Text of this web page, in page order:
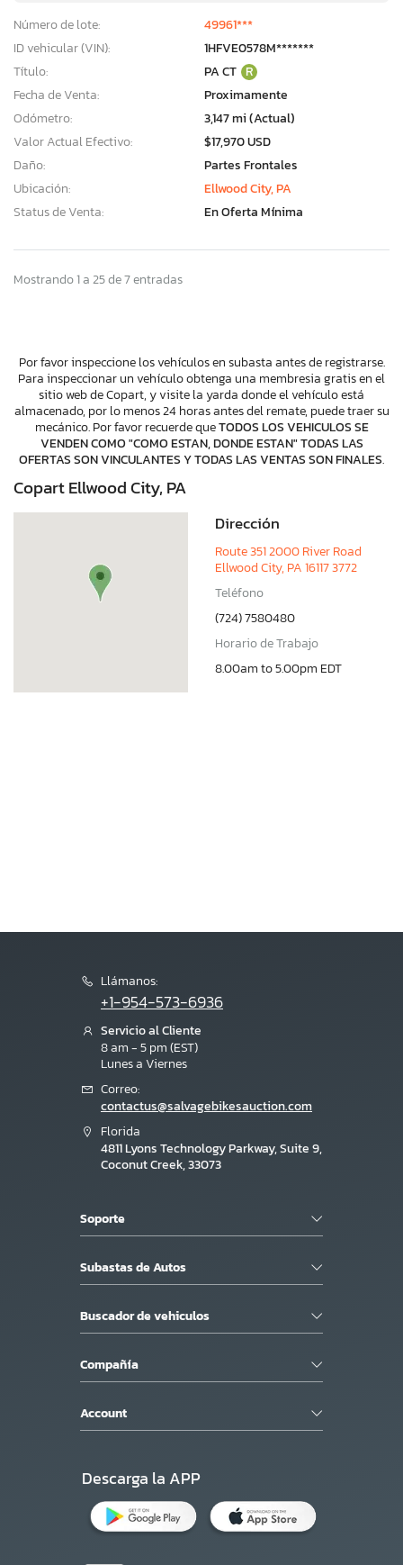
Número de lote:
49961***
ID vehicular (VIN):
1HFVE0578M*******
Título:
PA CT R
Fecha de Venta:
Proximamente
Odómetro:
3,147 mi (Actual)
Valor Actual Efectivo:
$17,970 USD
Daño:
Partes Frontales
Ubicación:
Ellwood City, PA
Status de Venta:
En Oferta Mínima
Mostrando 1 a 25 de 7 entradas
Por favor inspeccione los vehículos en subasta antes de registrarse.
Para inspeccionar un vehículo obtenga una membresia gratis en el
sitio web de Copart, y visite la yarda donde el vehículo está
almacenado, por lo menos 24 horas antes del remate, puede traer su
mecánico. Por favor recuerde queTODOS LOS VEHICULOS SE
VENDEN COMO "COMO ESTAN, DONDE ESTAN" TODAS LAS
OFERTAS SON VINCULANTES Y TODAS LAS VENTAS SON FINALES.
Copart Ellwood City, PA
Dirección
Route 351 2000 River Road
Ellwood City, PA 16117 3772
Teléfono
(724) 7580480
Horario de Trabajo
8.00am to 5.00pm EDT
Llámanos:
+1-954-573-6936
Servicio al Cliente
8 am - 5 pm (EST)
Lunes a Viernes
Correo:
contactus@salvagebikesauction.com
Florida
4811 Lyons Technology Parkway, Suite 9,
Coconut Creek, 33073
Soporte
Subastas de Autos
Buscador de vehiculos
Compañía
Account
Descarga la APP